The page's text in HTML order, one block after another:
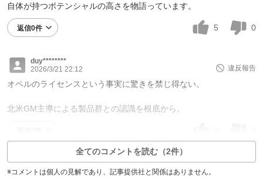
自体が持つポテンシャルの高さを物語っています。
返信0件 5 0
duy********
2026/3/21 22:12
違反報告
オペルのライセンスという事実に驚きを禁じ得ない。
北米GM主導による製品群との認識を根底から。
全てのコメントを読む（2件）
※コメントは個人の見解であり、記事提供社と関係はありません。